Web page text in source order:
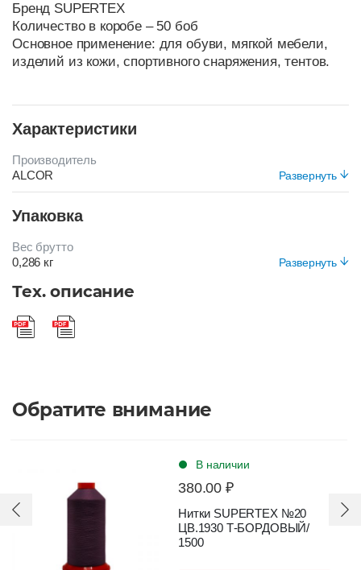
Бренд SUPERTEX
Количество в коробе – 50 боб
Основное применение: для обуви, мягкой мебели,
изделий из кожи, спортивного снаряжения, тентов.
Характеристики
Развернуть
Производитель
ALCOR
КОРИЧНЕВЫЙ
Упаковка
Развернуть
Вес брутто
0,286 кг
Вид упаковки
Короб
Тех. описание
Обратите внимание
В наличии
380.00 ₽
Нитки SUPERTEX №20
ЦВ.1930 Т-БОРДОВЫЙ/